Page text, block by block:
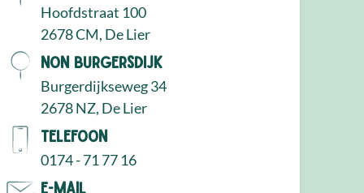
Hoofdstraat 100
2678 CM, De Lier
NON Burgersdijk
Burgerdijkseweg 34
2678 NZ, De Lier
Telefoon
0174 - 71 77 16
E-mail